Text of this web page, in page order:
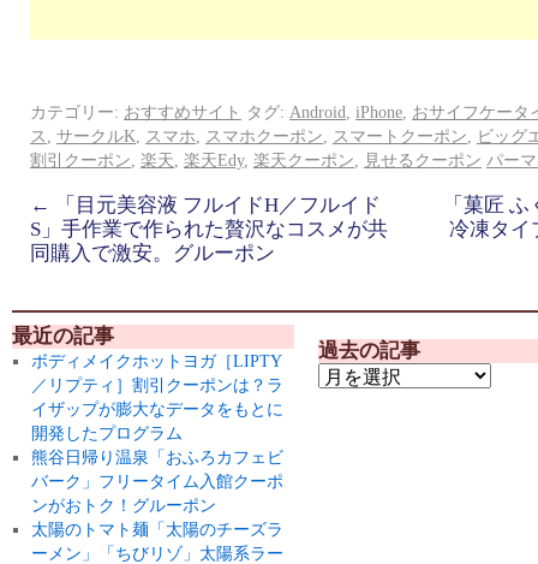
カテゴリー: おすすめサイト タグ: Android iPhone おサイフケータ
ス
サークルK スマホ スマホクーポン スマートクーポン
ビッグ
割引クーポン 楽天 楽天Edy, 楽天クーポン 見せるクーポン パー
←
「目元美容液 フルイドH／フルイド
S」手作業で作られた贅沢なコスメが共
同購入で激安。グルーポン
「菓匠
冷凍タイ
最近の記事
ボディメイクホットヨガ［LIPTY
／リプティ］割引クーポンは？ラ
イザップが膨大なデータをもとに
開発したプログラム
熊谷日帰り温泉「おふろカフェビ
バーク」フリータイム入館クーポ
ンがおトク！グルーポン
太陽のトマト麺「太陽のチーズラ
ーメン」「ちびリゾ」太陽系ラー
過去の記事